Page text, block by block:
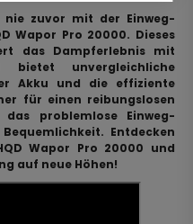
nie zuvor mit der Einweg-
Wapor Pro 20000. Dieses
das Dampferlebnis mit
bietet unvergleichliche
Akku und die effiziente
für einen reibungslosen
problemlose Einweg-
Entdecken
Wapor Pro 20000 und
auf neue Höhen!